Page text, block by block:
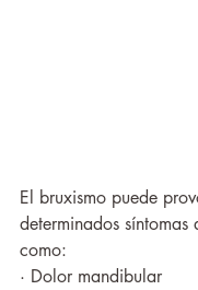
El bruxismo puede
determinados síntomas
como:
· Dolor mandibular